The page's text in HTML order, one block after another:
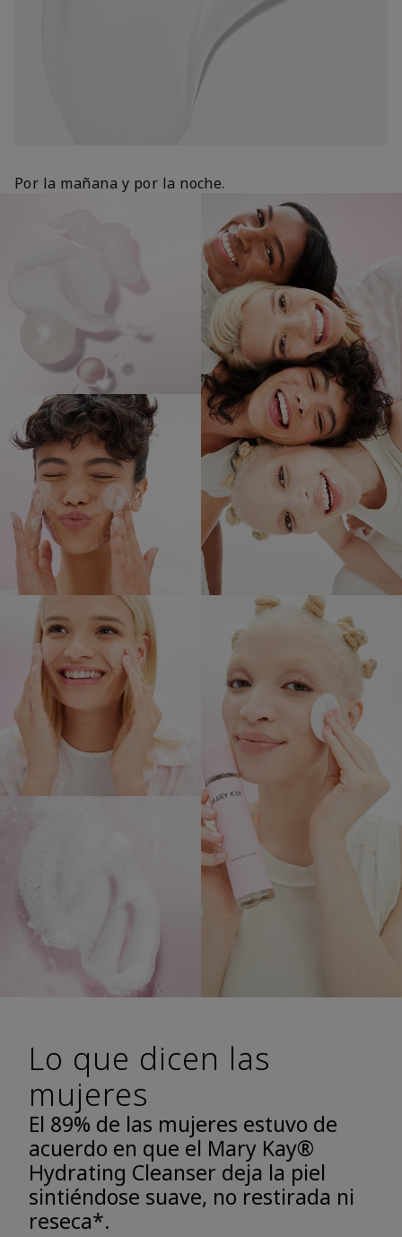
Por la mañana y por la noche.
Lo que dicen las
mujeres
El 89% de las mujeres estuvo de
acuerdo en que el Mary Kay®
Hydrating Cleanser deja la piel
sintiéndose suave, no restirada ni
reseca*.